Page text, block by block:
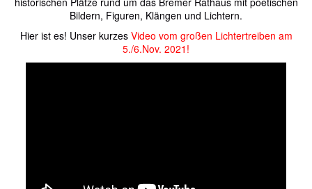
Bildern, Figuren, Klängen und Lichtern.
Hier ist es! Unser kurzes Video vom großen Lichtertreiben am
5./6.Nov. 2021!